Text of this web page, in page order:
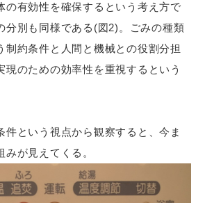
の有効性を確保するという考え方で
分別も同様である(図2)。ごみの種類
制約条件と人間と機械との役割分担
現のための効率性を重視するという
という視点から観察すると、今ま
が見えてくる。